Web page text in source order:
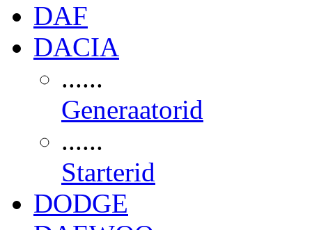
DAF
DACIA
......
Generaatorid
......
Starterid
DODGE